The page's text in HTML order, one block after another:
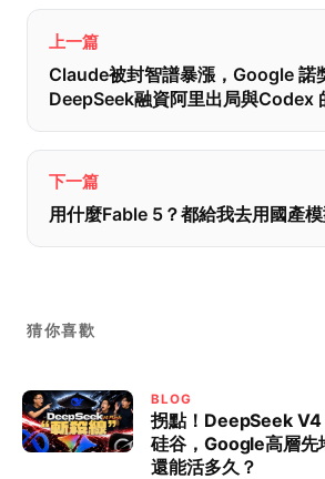
上一篇
Claude被封智譜暴漲，Google 諾
DeepSeek融資阿里出局與Codex
下一篇
用什麼Fable 5？都給我去用國產模
猜你喜歡
BLOG
拐點！DeepSeek
硅谷，Google高層先
還能活多久？